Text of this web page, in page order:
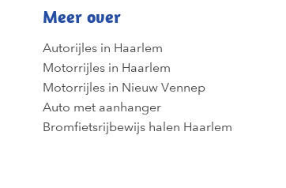
Meer over
Autorijles in Haarlem
Motorrijles in Haarlem
Motorrijles in Nieuw Vennep
Auto met aanhanger
Bromfietsrijbewijs halen Haarlem